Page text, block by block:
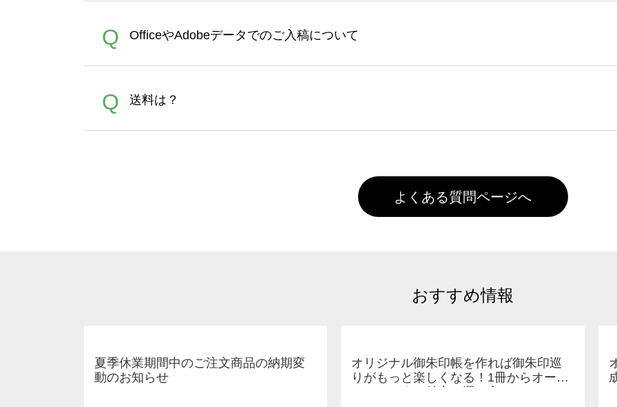
れば、ランクにカウントがされません。
A
イト以外）のプリントは、濃色インクジェット印刷といって、プリントを定着させるための
品をお届けするため、処理剤は塗布されたままの状態で出荷を行っております。処理剤自体
文に関わらず、前処理剤が残った状態でお届けとなる場合がございます。※2 濃色は淡色に
Q OfficeやAdobeデータでのご入稿について
A
Adobeデータ(AI,PSD)で保存して頂き、デザインツール上にアップロードをお願い致します。
Q 送料は？
よくある質問ページへ
おすすめ情報
夏季休業期間中のご注文商品の納期変
動のお知らせ
オリジナル御朱印帳を作れば御朱印巡
りがもっと楽しくなる！1冊からオーダ